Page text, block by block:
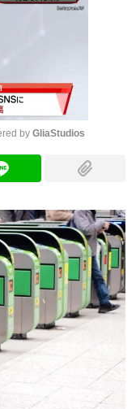
by GliaStudios